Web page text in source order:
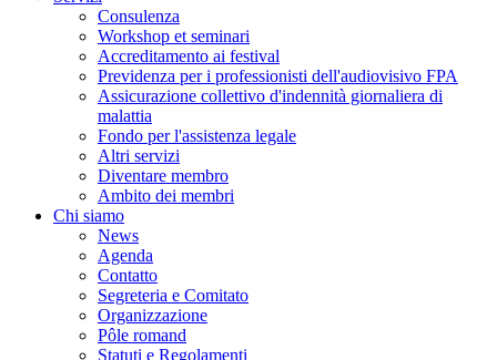
Consulenza
Workshop et seminari
Accreditamento ai festival
Previdenza per i professionisti dell'audiovisivo FPA
Assicurazione collettivo d'indennità giornaliera di
malattia
Fondo per l'assistenza legale
Altri servizi
Diventare membro
Ambito dei membri
Chi siamo
News
Agenda
Contatto
Segreteria e Comitato
Organizzazione
Pôle romand
Statuti e Regolamenti